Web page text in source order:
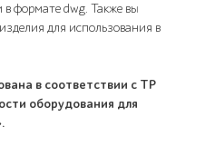
формате dwg. Также вы
для использования в
в соответствии с ТР
оборудования для